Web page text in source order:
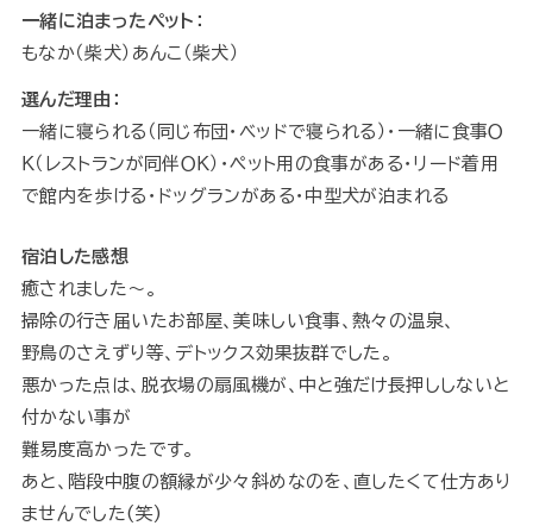
一緒に泊まったペット：
もなか（柴犬）あんこ（柴犬）
選んだ理由：
一緒に寝られる（同じ布団・ベッドで寝られる）・一緒に食事Ｏ
Ｋ（レストランが同伴ＯＫ）・ペット用の食事がある・リード着用
で館内を歩ける・ドッグランがある・中型犬が泊まれる
宿泊した感想
癒されました～。
掃除の行き届いたお部屋、美味しい食事、熱々の温泉、
野鳥のさえずり等、デトックス効果抜群でした。
悪かった点は、脱衣場の扇風機が、中と強だけ長押ししないと
付かない事が
難易度高かったです。
あと、階段中腹の額縁が少々斜めなのを、直したくて仕方あり
ませんでした(笑)